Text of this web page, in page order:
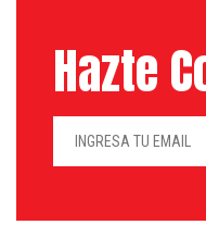
Hazte